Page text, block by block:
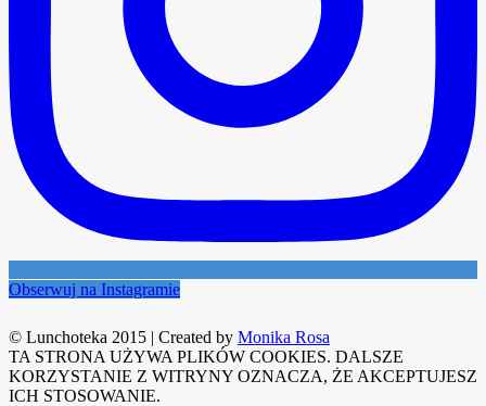
Obserwuj na Instagramie
© Lunchoteka 2015 | Created by Monika Rosa
TA STRONA UŻYWA PLIKÓW COOKIES. DALSZE
KORZYSTANIE Z WITRYNY OZNACZA, ŻE AKCEPTUJESZ
ICH STOSOWANIE.